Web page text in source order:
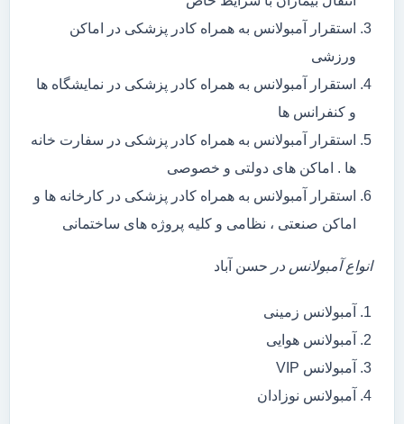
استقرار آمبولانس به همراه کادر پزشکی در اماکن
ورزشی
استقرار آمبولانس به همراه کادر پزشکی در نمایشگاه ها
و کنفرانس ها
استقرار آمبولانس به همراه کادر پزشکی در سفارت خانه
ها . اماکن های دولتی و خصوصی
استقرار آمبولانس به همراه کادر پزشکی در کارخانه ها و
اماکن صنعتی ، نظامی و کلیه پروژه های ساختمانی
انواع آمبولانس در حسن آباد
آمبولانس زمینی
آمبولانس هوایی
آمبولانس VIP
آمبولانس نوزادان